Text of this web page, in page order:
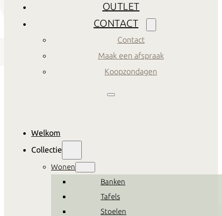
OUTLET
CONTACT
Contact
Maak een afspraak
Koopzondagen
Welkom
Collectie
Wonen
Banken
Tafels
Stoelen